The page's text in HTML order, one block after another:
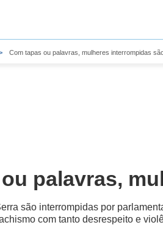
Com tapas ou palavras, mulheres interrompidas
palavras,
são interrompidas por
com tanto desrespeito e